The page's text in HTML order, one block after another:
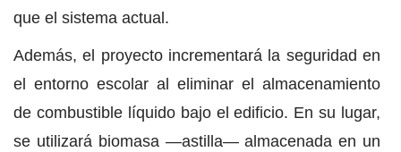
que el sistema actual.
Además, el proyecto incrementará la seguridad en
el entorno escolar al eliminar el almacenamiento
de combustible líquido bajo el edificio. En su lugar,
se utilizará biomasa —astilla— almacenada en un